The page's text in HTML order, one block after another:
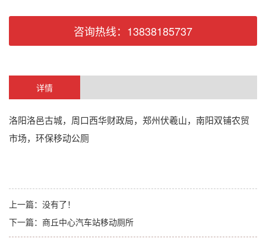
咨询热线：13838185737
详情
洛阳洛邑古城，周口西华财政局，郑州伏羲山，南阳双铺农贸
市场，环保移动公厕
上一篇： 没有了！
下一篇： 商丘中心汽车站移动厕所